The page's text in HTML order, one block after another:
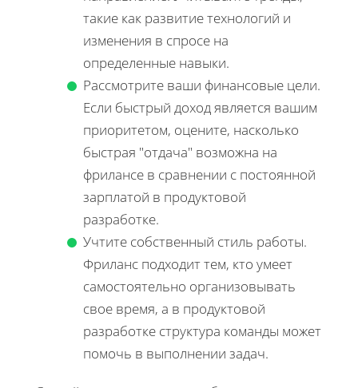
такие как развитие технологий и
изменения в спросе на
определенные навыки.
Рассмотрите ваши финансовые цели.
Если быстрый доход является вашим
приоритетом, оцените, насколько
быстрая "отдача" возможна на
фрилансе в сравнении с постоянной
зарплатой в продуктовой
разработке.
Учтите собственный стиль работы.
Фриланс подходит тем, кто умеет
самостоятельно организовывать
свое время, а в продуктовой
разработке структура команды может
помочь в выполнении задач.